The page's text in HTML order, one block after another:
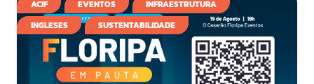
ACIF EVENTOS
INFRAESTRUTURA
INGLESES
SUSTENTABILIDADE